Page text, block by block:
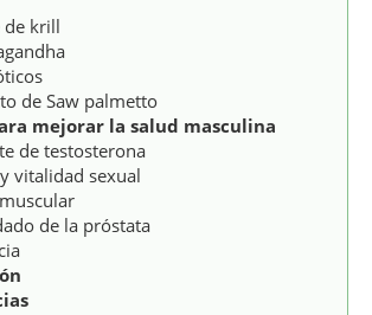
de krill
de Saw palmetto
mejorar la salud masculina
de testosterona
vitalidad sexual
de la próstata